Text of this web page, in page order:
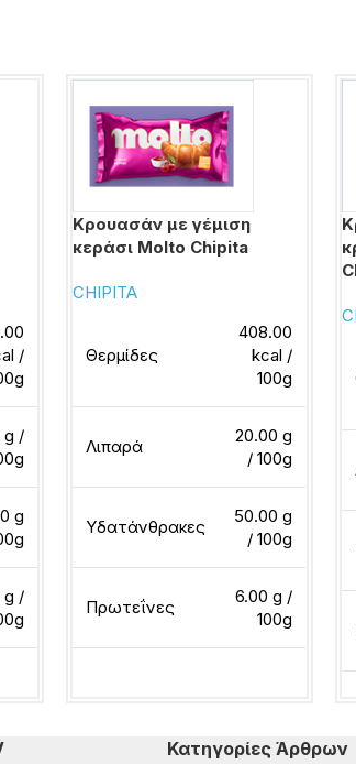
/
g /
g
g /
Κρουασάν με γέμιση
κεράσι Molto Chipita
CHIPITA
Θερμίδες
408.00
kcal /
100g
Λιπαρά
20.00 g
/ 100g
Υδατάνθρακες
50.00 g
/ 100g
Πρωτεΐνες
6.00 g /
100g
Κατηγορίες Άρθρων